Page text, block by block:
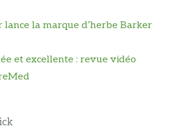
lance la marque d’herbe Barker
et excellente : revue vidéo